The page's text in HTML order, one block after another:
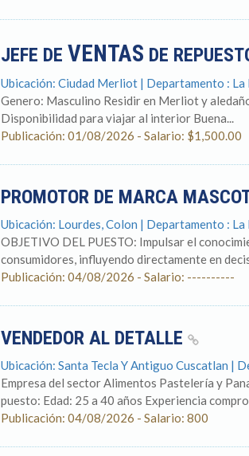
JEFE DE VENTAS DE
Ubicación: Ciudad Merliot | Departamento : La
Genero: Masculino Residir en Merliot y
Disponibilidad para viajar al interior Buena...
Publicación: 01/08/2026 - Salario: $1,500.00
PROMOTOR DE MARCA
Ubicación: Lourdes, Colon | Departamento : La
OBJETIVO DEL PUESTO: Impulsar el
consumidores, influyendo directamente en
Publicación: 04/08/2026 - Salario: ----------
VENDEDOR AL DETALLE
Ubicación: Santa Tecla Y Antiguo Cuscatlan |
Empresa del sector Alimentos Pastelería y
puesto: Edad: 25 a 40 años Experiencia
Publicación: 04/08/2026 - Salario: 800